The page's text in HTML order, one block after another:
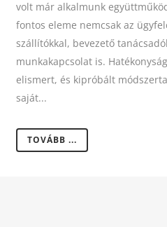
volt már alkalmunk
fontos eleme nemcsak az
szállítókkal, bevezető
munkakapcsolat is.
elismert, és kipróbált
saját...
TOVÁBB ...